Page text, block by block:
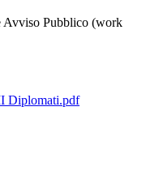
Avviso Pubblico (work
Diplomati.pdf